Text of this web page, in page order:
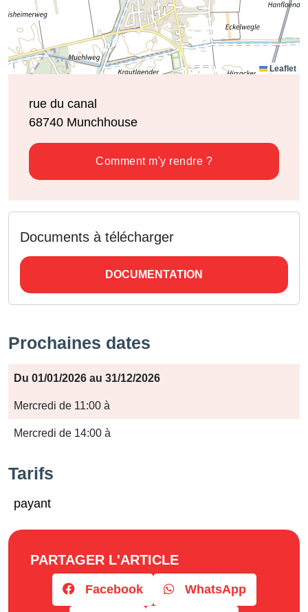
Leaflet
rue du canal
68740 Munchhouse
Comment m'y rendre ?
Documents à télécharger
DOCUMENTATION
Prochaines dates
Période
Jours
Horaires
Du 01/01/2026 au 31/12/2026
Mercredi de 11:00 à
Mercredi de 14:00 à
Tarifs
payant
PARTAGER L'ARTICLE
Facebook WhatsApp